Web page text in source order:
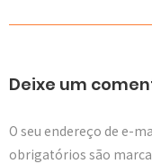
Deixe um
O seu endereço de e-
obrigatórios são